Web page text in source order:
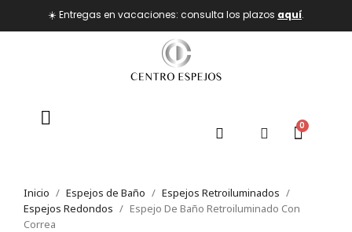
☀️ Entregas en vacaciones: consulta los plazos aquí.
Inicio Espejos de Baño
Espejos Retroiluminados
Espejos Redondos
Espejo De Baño Retroiluminado Con
Correa